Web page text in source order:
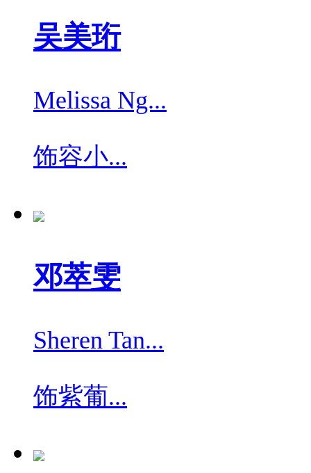
吴美珩
Melissa Ng...
饰容小...
邓萃雯
Sheren Tan...
饰紫葡...